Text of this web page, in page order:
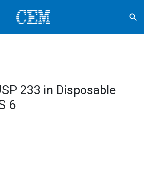
search
233 in Disposable
6